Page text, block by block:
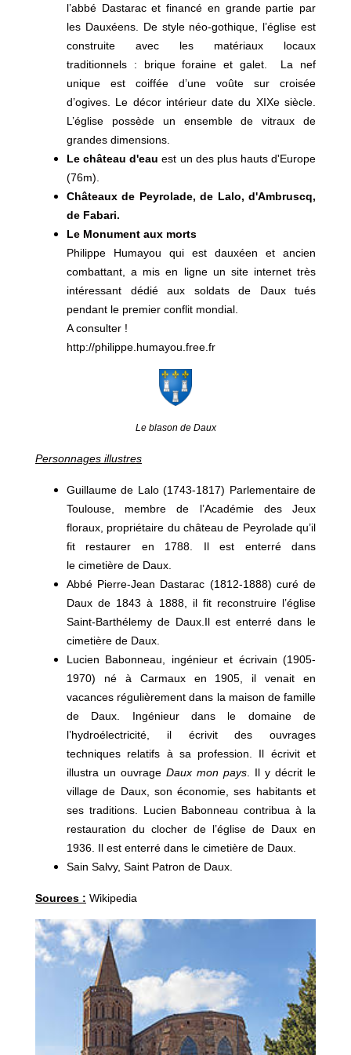
l’abbé Dastarac et financé en grande partie par
les Dauxéens. De style néo-gothique, l’église est
construite avec les matériaux locaux
traditionnels : brique foraine et galet. La nef
unique est coiffée d’une voûte sur croisée
d’ogives. Le décor intérieur date du XIXe siècle.
L’église possède un ensemble de vitraux de
grandes dimensions.
Le château d'eau est un des plus hauts d'Europe
(76m).
Châteaux de Peyrolade, de Lalo, d'Ambruscq,
de Fabari.
Le Monument aux morts
Philippe Humayou qui est dauxéen et ancien
combattant, a mis en ligne un site internet très
intéressant dédié aux soldats de Daux tués
pendant le premier conflit mondial.
A consulter !
http://philippe.humayou.free.fr
Le blason de Daux
Personnages illustres
Guillaume de Lalo (1743-1817) Parlementaire de
Toulouse, membre de l’Académie des Jeux
floraux, propriétaire du château de Peyrolade qu’il
fit restaurer en 1788. Il est enterré dans
le cimetière de Daux.
Abbé Pierre-Jean Dastarac (1812-1888) curé de
Daux de 1843 à 1888, il fit reconstruire l’église
Saint-Barthélemy de Daux.Il est enterré dans le
cimetière de Daux.
Lucien Babonneau, ingénieur et écrivain (1905-
1970) né à Carmaux en 1905, il venait en
vacances régulièrement dans la maison de famille
de Daux. Ingénieur dans le domaine de
l’hydroélectricité, il écrivit des ouvrages
techniques relatifs à sa profession. Il écrivit et
illustra un ouvrage Daux mon pays . Il y décrit le
village de Daux, son économie, ses habitants et
ses traditions. Lucien Babonneau contribua à la
restauration du clocher de l’église de Daux en
1936. Il est enterré dans le cimetière de Daux.
Sain Salvy, Saint Patron de Daux.
Sources : Wikipedia